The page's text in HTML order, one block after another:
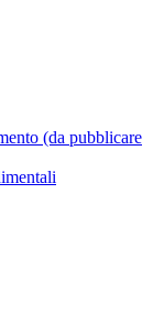
(da pubblicare